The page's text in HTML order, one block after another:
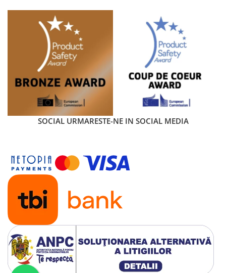
SOCIAL URMARESTE-NE IN SOCIAL MEDIA